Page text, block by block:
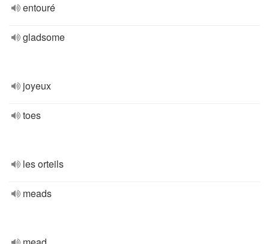
entouré
gladsome
joyeux
toes
les orteils
meads